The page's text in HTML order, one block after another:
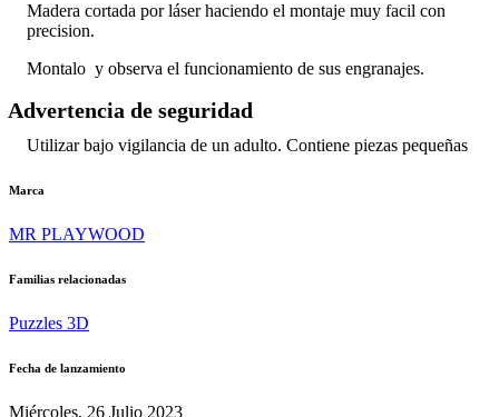
Madera cortada por láser haciendo el montaje muy facil con
precision.
Montalo y observa el funcionamiento de sus engranajes.
Advertencia de seguridad
Utilizar bajo vigilancia de un adulto. Contiene piezas pequeñas
Marca
MR PLAYWOOD
Familias relacionadas
Puzzles 3D
Fecha de lanzamiento
Miércoles, 26 Julio 2023